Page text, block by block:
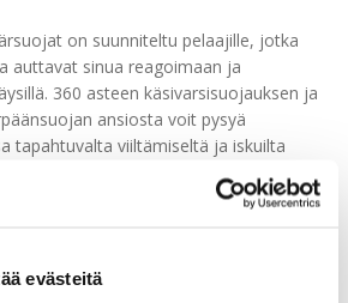
evästeitä
on suunniteltu pelaajille, jotka
auttavat sinua reagoimaan ja
360 asteen käsivarsisuojauksen ja
ansiosta voit pysyä
tapahtuvalta viiltämiseltä ja iskuilta
360 asteen kääre ja